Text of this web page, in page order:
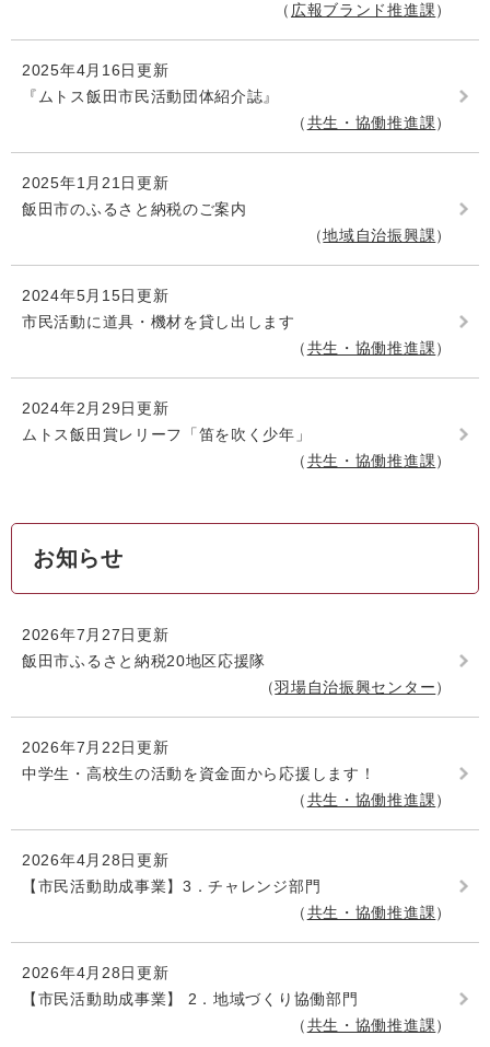
広報ブランド推進課
2025年4月16日更新
『ムトス飯田市民活動団体紹介誌』
共生・協働推進課
2025年1月21日更新
飯田市のふるさと納税のご案内
地域自治振興課
2024年5月15日更新
市民活動に道具・機材を貸し出します
共生・協働推進課
2024年2月29日更新
ムトス飯田賞レリーフ「笛を吹く少年」
共生・協働推進課
お知らせ
2026年7月27日更新
飯田市ふるさと納税20地区応援隊
羽場自治振興センター
2026年7月22日更新
中学生・高校生の活動を資金面から応援します！
共生・協働推進課
2026年4月28日更新
【市民活動助成事業】3．チャレンジ部門
共生・協働推進課
2026年4月28日更新
【市民活動助成事業】 2．地域づくり協働部門
共生・協働推進課